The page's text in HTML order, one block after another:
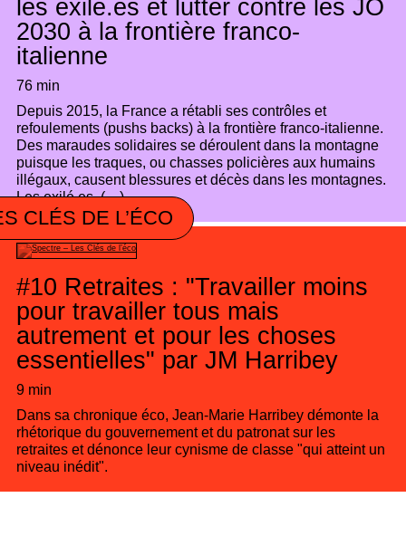
les exilé.es et lutter contre les JO
2030 à la frontière franco-
italienne
76 min
Depuis 2015, la France a rétabli ses contrôles et
refoulements (pushs backs) à la frontière franco-italienne.
Des maraudes solidaires se déroulent dans la montagne
puisque les traques, ou chasses policières aux humains
illégaux, causent blessures et décès dans les montagnes.
Les exilé.es, (…)
CLÉS DE L’ÉCO
#10 Retraites : "Travailler moins
pour travailler tous mais
autrement et pour les choses
essentielles" par JM Harribey
9 min
Dans sa chronique éco, Jean-Marie Harribey démonte la
rhétorique du gouvernement et du patronat sur les
retraites et dénonce leur cynisme de classe "qui atteint un
niveau inédit".